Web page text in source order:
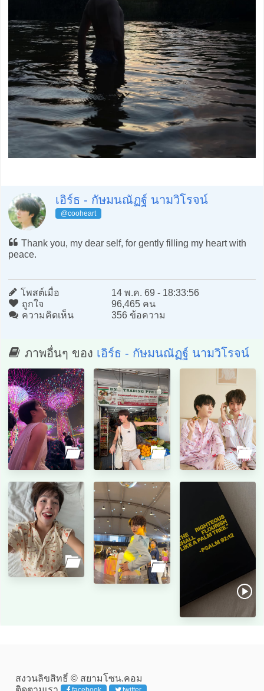
เอิร์ธ - กัษมนณัฏฐ์ นามวิโรจน์
@cooheart
Thank you, my dear self, for gently filling my heart with
peace.
โพสต์เมื่อ
14 พ.ค. 69 - 18:33:56
ถูกใจ
96,465 คน
ความคิดเห็น
356 ข้อความ
ภาพอื่นๆ ของ เอิร์ธ - กัษมนณัฏฐ์ นามวิโรจน์
สงวนลิขสิทธิ์ © สยามโซน.คอม